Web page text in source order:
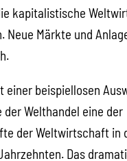
kapitalistische
Neue Märkte und
einer beispiellosen
Welthandel eine der
der Weltwirtschaft in
Das